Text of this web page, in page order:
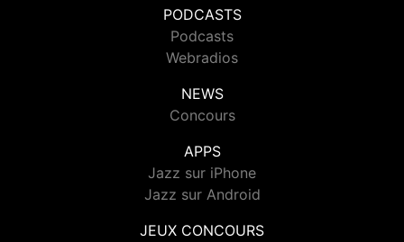
PODCASTS
Podcasts
Webradios
NEWS
Concours
APPS
Jazz sur iPhone
Jazz sur Android
JEUX CONCOURS